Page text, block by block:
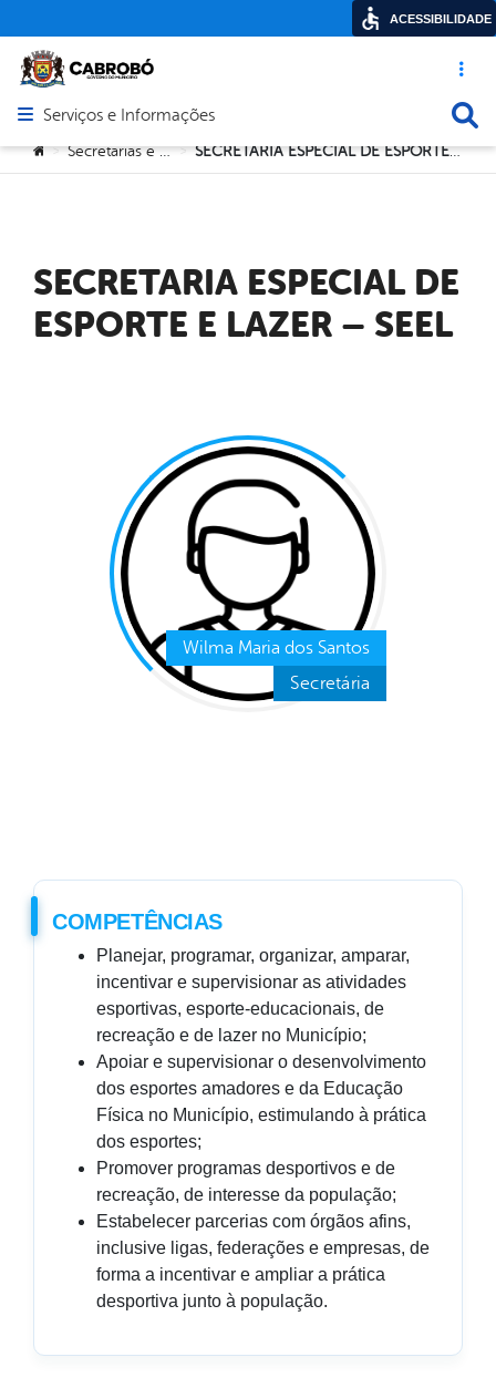
Acesso
Abrir menu principal de navegação
Serviços e Informações
Você está aqui:
> Secretarias e Orgãos > SECRETARIA ESPECIAL DE ESPORTE E LAZER – SEEL
SECRETARIA ESPECIAL DE
ESPORTE E LAZER – SEEL
Wilma Maria dos Santos
Secretária
COMPETÊNCIAS
Planejar, programar, organizar, amparar,
incentivar e supervisionar as atividades
esportivas, esporte-educacionais, de
recreação e de lazer no Município;
Apoiar e supervisionar o desenvolvimento
dos esportes amadores e da Educação
Física no Município, estimulando à prática
dos esportes;
Promover programas desportivos e de
recreação, de interesse da população;
Estabelecer parcerias com órgãos afins,
inclusive ligas, federações e empresas, de
forma a incentivar e ampliar a prática
desportiva junto à população.
ACESSIBILIDADE